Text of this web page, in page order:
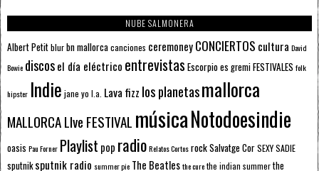
NUBE SALMONERA
Albert Petitblurbn mallorcacanciones ceremoneyCONCIERTOS cultura David
Bowie discosel día eléctrico entrevistas Escorpioes gremiFESTIVALES folk
hipster Indie jane yo l.a. Lava fizz los planetasmallorca
MALLORCA LIve FESTIVAL músicaNotodoesindie
oasis Pau Forner Playlist pop radioRelatos CortosrockSalvatge CorSEXY SADIE
sputnik sputnik radio summer pie The Beatlesthe curethe indian summerthe